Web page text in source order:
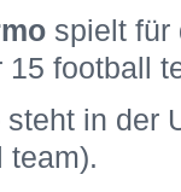
spielt für
15 football
steht in der
team).